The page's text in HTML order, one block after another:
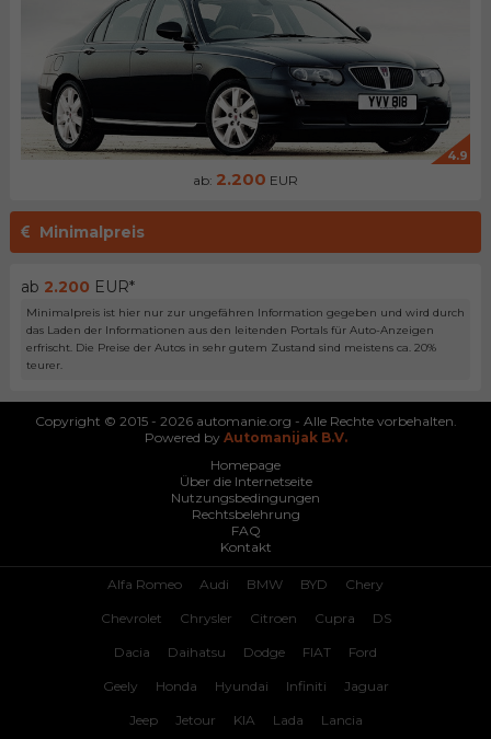
4.9
ab: 2.200 EUR
Minimalpreis
ab 2.200 EUR*
Minimalpreis ist hier nur zur ungefähren Information gegeben und wird durch
das Laden der Informationen aus den leitenden Portals für Auto-Anzeigen
erfrischt. Die Preise der Autos in sehr gutem Zustand sind meistens ca. 20%
teurer.
Copyright © 2015 - 2026 automanie.org - Alle Rechte vorbehalten.
Powered by Automanijak B.V.
Homepage
Über die Internetseite
Nutzungsbedingungen
Rechtsbelehrung
FAQ
Kontakt
Alfa Romeo Audi BMW BYD Chery
Chevrolet Chrysler Citroen Cupra DS
Dacia Daihatsu Dodge FIAT Ford
Geely Honda Hyundai Infiniti Jaguar
Jeep Jetour KIA Lada Lancia